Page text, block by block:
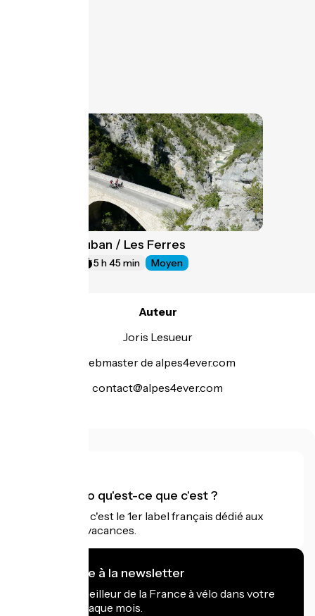
Saint-Auban / Les Ferres
5 h 45 min Moyen
Auteur
Joris Lesueur
webmaster de alpes4ever.com
contact@alpes4ever.com
Accueil Vélo qu'est-ce que c'est ?
Accueil Vélo c'est le 1er label français dédié aux
cyclistes en vacances.
Je m'abonne à la newsletter
Recevez le meilleur de la France à vélo dans votre
boîte mail chaque mois.